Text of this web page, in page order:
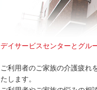
デイサービスセンターとグル
ご利用者のご家族の介護疲れ
たします。